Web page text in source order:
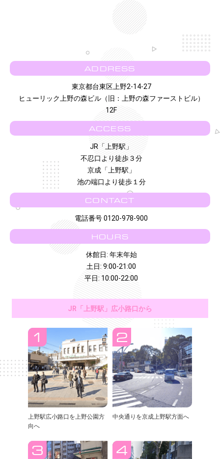
ADDRESS
東京都台東区上野2-14-27
ヒューリック上野の森ビル（旧：上野の森ファーストビル）
12F
ACCESS
JR「上野駅」
不忍口より徒歩３分
京成「上野駅」
池の端口より徒歩１分
CONTACT
電話番号 0120-978-900
HOURS
休館日: 年末年始
土日: 9:00-21:00
平日: 10:00-22:00
JR「上野駅」広小路口から
上野駅広小路口を上野公園方
向へ
中央通りを京成上野駅方面へ